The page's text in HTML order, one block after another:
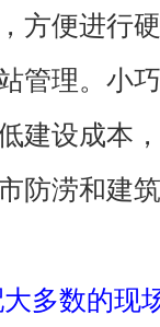
方便进行
管理。小
建设成本
防涝和建
多数的现